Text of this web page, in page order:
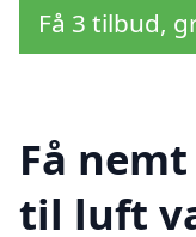
Få 3 tilbud,
Få
til luft